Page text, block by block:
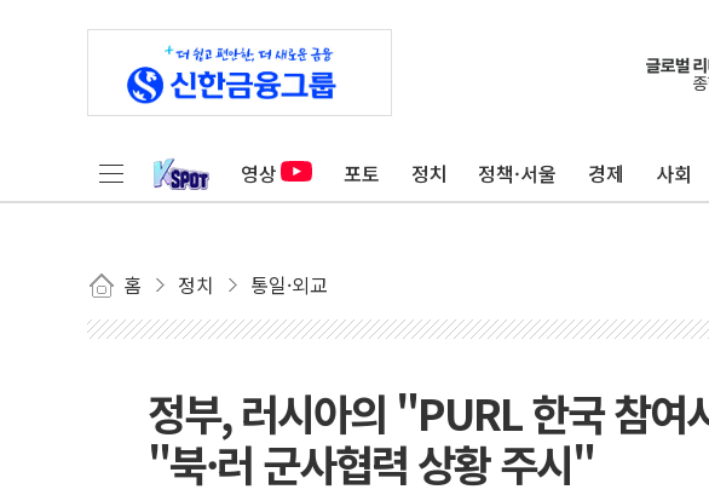
영상 포토 정치 정책·서울 경제 사회
홈 정치 통일·외교
정부, 러시아의 "PURL 한국 참여
"북·러 군사협력 상황 주시"